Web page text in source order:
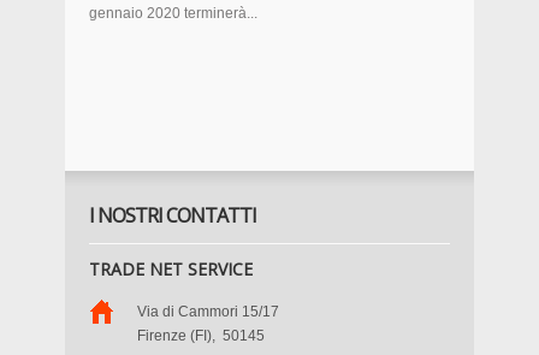
gennaio 2020 terminerà...
I NOSTRI CONTATTI
TRADE NET SERVICE
Via di Cammori 15/17
Firenze (FI), 50145